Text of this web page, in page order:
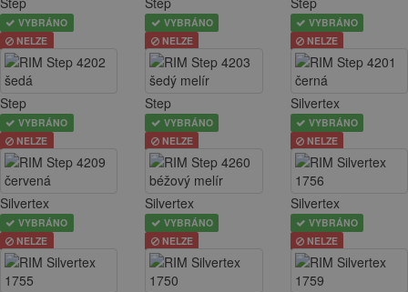
VYBRÁNO
NELZE
VYBRÁNO
NELZE
VYBRÁNO
NELZE
Step
VYBRÁNO
NELZE
Step
VYBRÁNO
NELZE
Silvertex
VYBRÁNO
NELZE
Silvertex
VYBRÁNO
NELZE
Silvertex
VYBRÁNO
NELZE
Silvertex
VYBRÁNO
NELZE